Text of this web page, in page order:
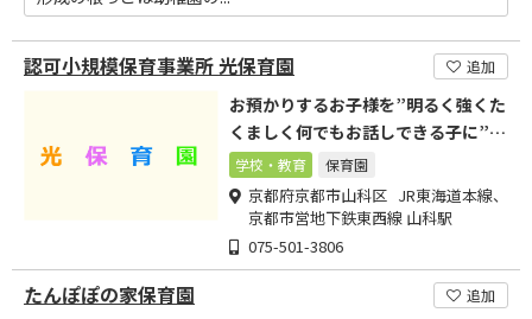
認可小規模保育事業所 光保育園 追加
お預かりするお子様を”明るく強くた
くましく何でもお話しできる子に”と
考えております
学校・教育 保育園
京都府京都市山科区 JR東海道本線、
京都市営地下鉄東西線 山科駅
075-501-3806
たんぽぽの家保育園 追加